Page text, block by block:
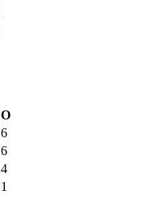
О
6
6
4
1